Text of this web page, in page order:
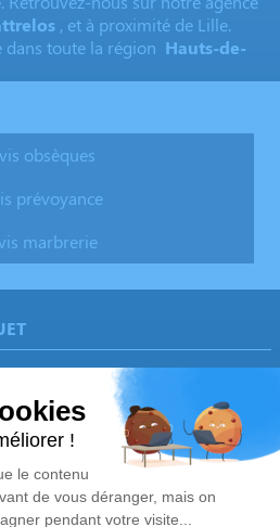
, et à proximité de Lille.
dans toute la région Hauts-de-
obsèques
prévoyance
marbrerie
- 59150 - Wattrelos
Liens utiles
Avis de décès